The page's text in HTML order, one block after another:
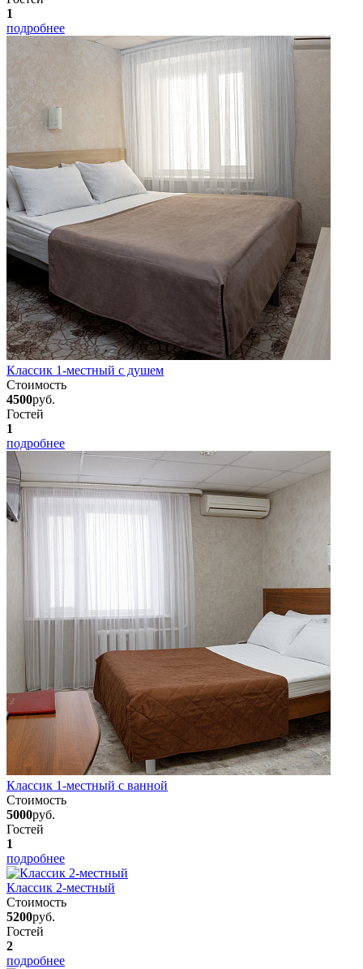
1
подробнее
Классик 1-местный с душем
Стоимость
4500руб.
Гостей
1
подробнее
Классик 1-местный с ванной
Стоимость
5000руб.
Гостей
1
подробнее
Классик 2-местный
Стоимость
5200руб.
Гостей
2
подробнее